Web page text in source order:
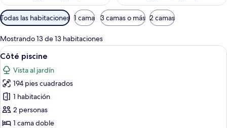
Filtros
disponibles
para
las
habitaciones
Todas las habitaciones 1 cama 3 camas o más 2 camas
Mostrando 13 de 13 habitaciones
Abrir
todas
las
fotos
de
Côté
piscine
Habitación de hotel con cama,
4
Côté piscine
Vista al jardín
194 pies cuadrados
1 habitación
2 personas
1 cama doble